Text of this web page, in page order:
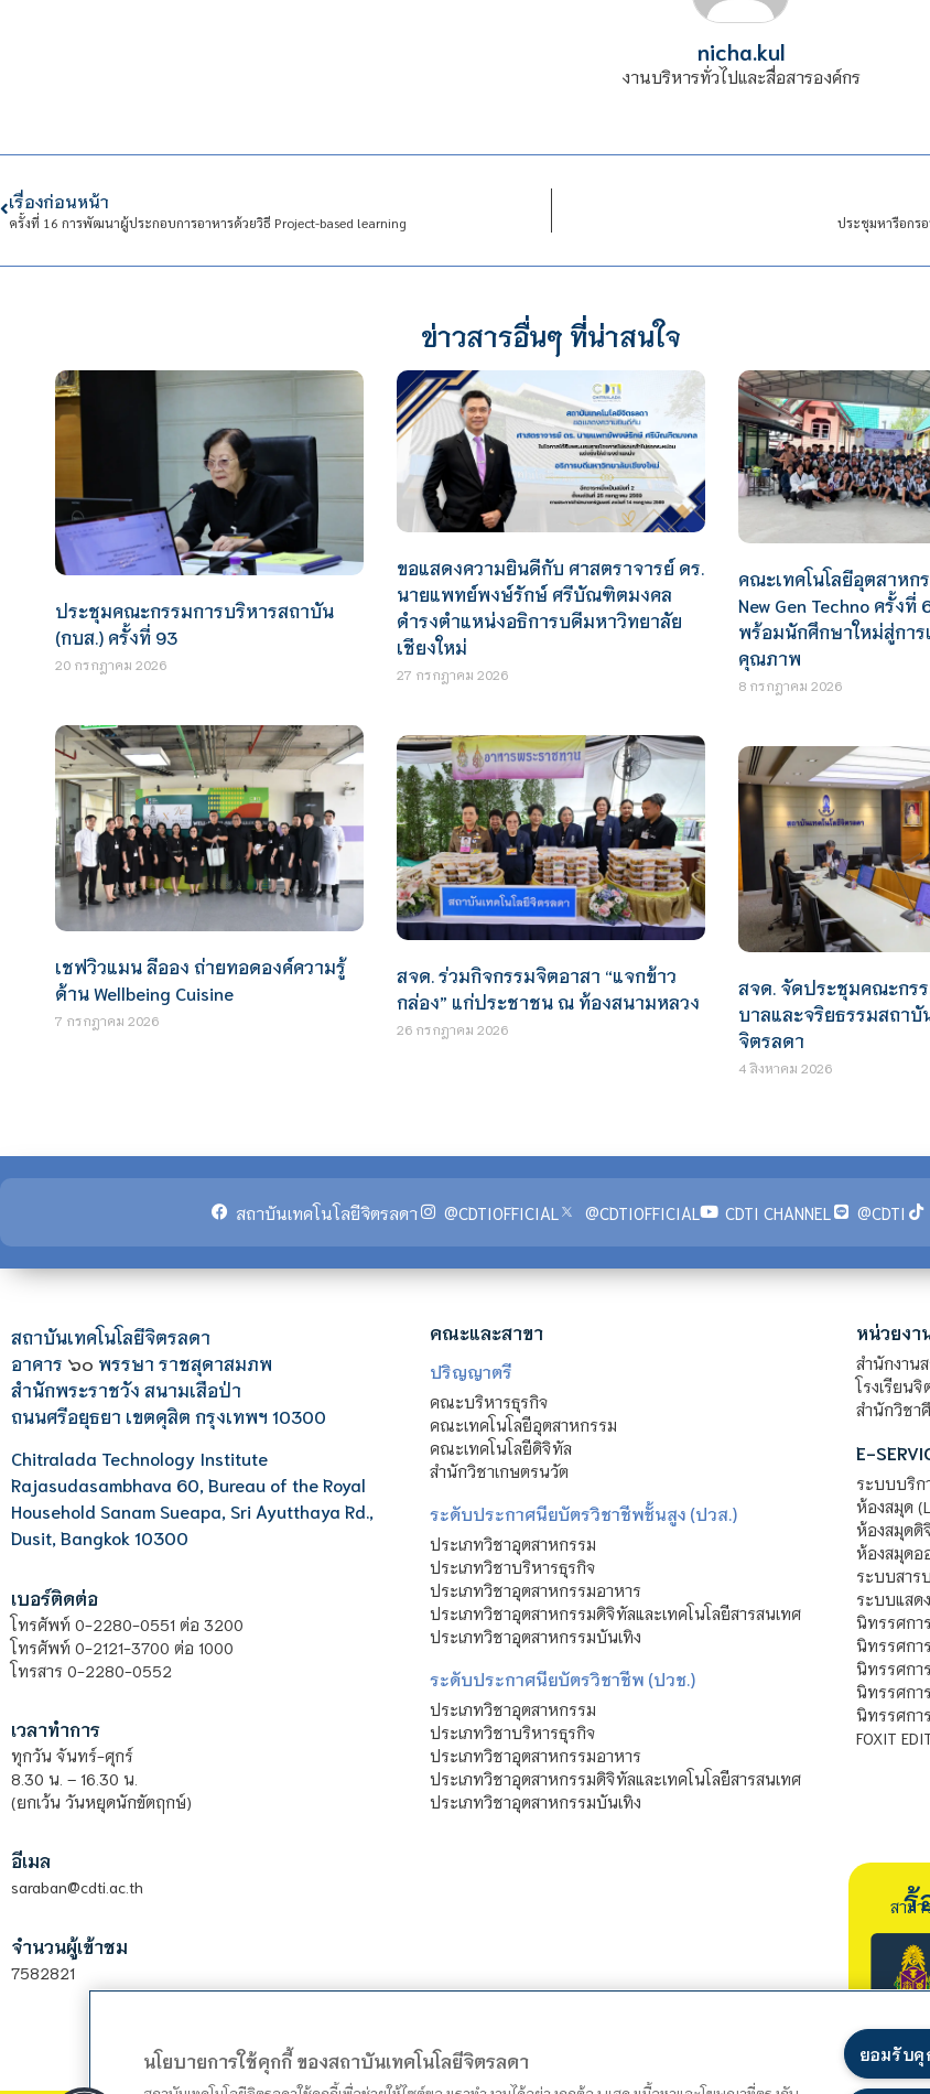
nicha.kul
งานบริหารทั่วไปและสื่อสารองค์กร
เรื่องก่อนหน้า
ครั้งที่ 16 การพัฒนาผู้ประกอบการอาหารด้วยวิธี Project-based learning ประชุมหารือกร
ข่าวสารอื่นๆ ที่น่าสนใจ
ประชุมคณะกรรมการบริหารสถาบัน
(กบส.) ครั้งที่ 93
20 กรกฎาคม 2026
ขอแสดงความยินดีกับ ศาสตราจารย์ ดร.
นายแพทย์พงษ์รักษ์ ศรีบัณฑิตมงคล
ดำรงตำแหน่งอธิการบดีมหาวิทยาลัย
เชียงใหม่
27 กรกฎาคม 2026
คณะเทคโนโลยีอุตสาหก
New Gen Techno ครั้งที่
พร้อมนักศึกษาใหม่สู่กา
คุณภาพ
8 กรกฎาคม 2026
เชฟวิวแมน ลีออง ถ่ายทอดองค์ความรู้
ด้าน Wellbeing Cuisine
7 กรกฎาคม 2026
สจด. ร่วมกิจกรรมจิตอาสา “แจกข้าว
กล่อง” แก่ประชาชน ณ ท้องสนามหลวง
26 กรกฎาคม 2026
สจด. จัดประชุมคณะกร
บาลและจริยธรรมสถาบั
จิตรลดา
4 สิงหาคม 2026
สถาบันเทคโนโลยีจิตรลดา @CDTIOFFICIAL @CDTIOFFICIAL CDTI CHANNEL @CDTI
สถาบันเทคโนโลยีจิตรลดา
อาคาร ๖๐ พรรษา ราชสุดาสมภพ
สำนักพระราชวัง สนามเสือป่า
ถนนศรีอยุธยา เขตดุสิต กรุงเทพฯ 10300
Chitralada Technology Institute
Rajasudasambhava 60, Bureau of the Royal
Household Sanam Sueapa, Sri Ayutthaya Rd.,
Dusit, Bangkok 10300
เบอร์ติดต่อ
โทรศัพท์ 0-2280-0551 ต่อ 3200
โทรศัพท์ 0-2121-3700 ต่อ 1000
โทรสาร 0-2280-0552
เวลาทำการ
ทุกวัน จันทร์-ศุกร์
8.30 น. – 16.30 น.
(ยกเว้น วันหยุดนักขัตฤกษ์)
อีเมล
saraban@cdti.ac.th
จำนวนผู้เข้าชม
7582821
คณะและสาขา
ปริญญาตรี
คณะบริหารธุรกิจ
คณะเทคโนโลยีอุตสาหกรรม
คณะเทคโนโลยีดิจิทัล
สำนักวิชาเกษตรนวัต
ระดับประกาศนียบัตรวิชาชีพชั้นสูง (ปวส.)
ประเภทวิชาอุตสาหกรรม
ประเภทวิชาบริหารธุรกิจ
ประเภทวิชาอุตสาหกรรมอาหาร
ประเภทวิชาอุตสาหกรรมดิจิทัลและเทคโนโลยีสารสนเทศ
ประเภทวิชาอุตสาหกรรมบันเทิง
ระดับประกาศนียบัตรวิชาชีพ (ปวช.)
ประเภทวิชาอุตสาหกรรม
ประเภทวิชาบริหารธุรกิจ
ประเภทวิชาอุตสาหกรรมอาหาร
ประเภทวิชาอุตสาหกรรมดิจิทัลและเทคโนโลยีสารสนเทศ
ประเภทวิชาอุตสาหกรรมบันเทิง
หน่วยงา
สำนักงาน
โรงเรียน
สำนักวิชา
E-
ระบบบริก
ห้องสมุด
ห้องสมุดดิ
ห้องสมุดอ
ระบบสาร
ระบบแสด
นิทรรศกา
นิทรรศกา
นิทรรศกา
นิทรรศกา
นิทรรศกา
FOXIT
ร้
สาม
นโยบายการใช้คุกกี้ ของสถาบันเทคโนโลยีจิตรลดา ยอมรับ